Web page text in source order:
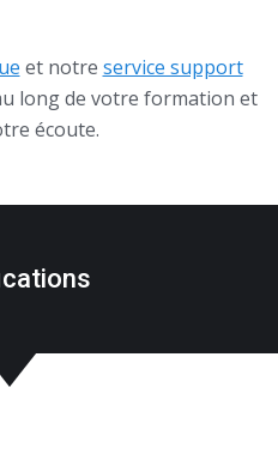
et notre service support
long de votre formation et
écoute.